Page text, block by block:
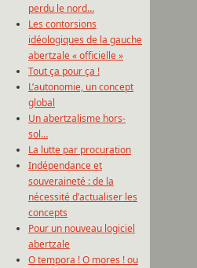
perdu le nord…
Les contorsions
idéologiques de la gauche
abertzale « officielle »
Tout ça pour ça !
L’autonomie, un concept
global
Un abertzalisme hors-
sol…
La lutte par procuration
Indépendance et
souveraineté : de la
nécessité d’actualiser les
concepts
Pour un nouveau logiciel
abertzale
O tempora ! O mores ! ou